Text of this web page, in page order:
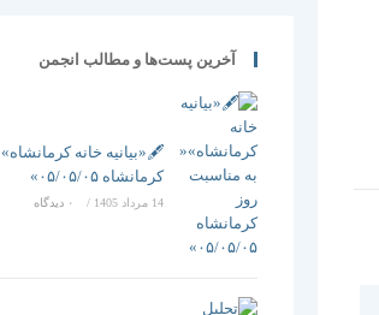
آخرین پست‌ها و مطالب انجمن
🖋️«بیانیه خانه
کرمانشاه ۰۵/۰۵/۰۵»
14 مرداد 1405 / ۰ دیدگاه